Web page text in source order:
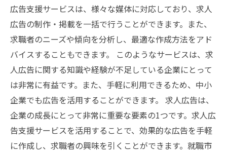
広告支援サービスは、様々な媒体に対応しており、求人
広告の制作・掲載を一括で行うことができます。また、
求職者のニーズや傾向を分析し、最適な作成方法をアド
バイスすることもできます。 このようなサービスは、求
人広告に関する知識や経験が不足している企業にとって
は非常に有益です。また、手軽に利用できるため、中小
企業でも広告を活用することができます。 求人広告は、
企業の成長にとって非常に重要な要素の1つです。求人広
告支援サービスを活用することで、効果的な広告を手軽
に作成し、求職者の興味を引くことができます。就職市